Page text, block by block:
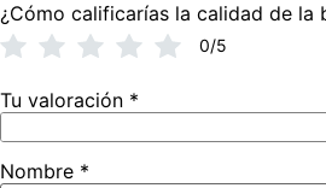
¿Cómo calificarías la calidad de la
0/5
Tu valoración *
Nombre *